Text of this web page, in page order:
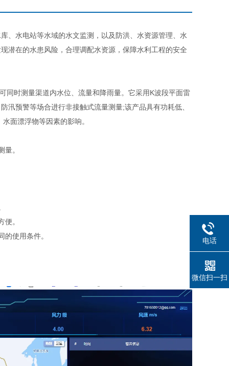
、水电站等水域的水文监测，以及防洪、水资源管理、水
潜在的水患风险，合理调配水资源，保障水利工程的安全
同时测量渠道内水位、流量和降雨量。它采用K波段平面雷
汛预警等场合进行非接触式流量测量;该产品具有功耗低、
面漂浮物等因素的影响。
。
。
使用条件。
电话
微信扫一扫